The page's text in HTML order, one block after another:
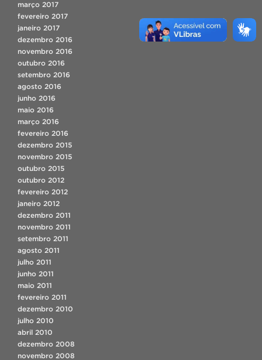
março 2017
fevereiro 2017
janeiro 2017
dezembro 2016
novembro 2016
outubro 2016
setembro 2016
agosto 2016
junho 2016
maio 2016
março 2016
fevereiro 2016
dezembro 2015
novembro 2015
outubro 2015
outubro 2012
fevereiro 2012
janeiro 2012
dezembro 2011
novembro 2011
setembro 2011
agosto 2011
julho 2011
junho 2011
maio 2011
fevereiro 2011
dezembro 2010
julho 2010
abril 2010
dezembro 2008
novembro 2008